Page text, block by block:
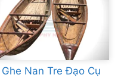
Ghe Nan Tre Đạo Cụ